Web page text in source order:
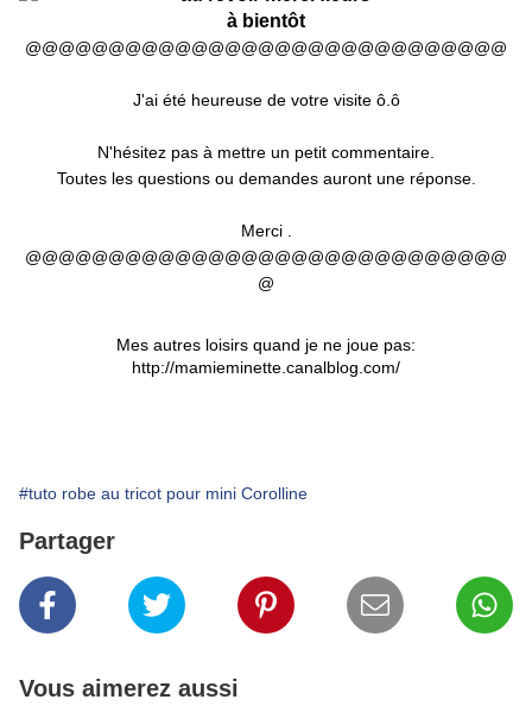
à bientôt
@@@@@@@@@@@@@@@@@@@@@@@@@@@@@
J'ai été heureuse de votre visite ô.ô
N'hésitez pas à mettre un petit commentaire.
Toutes les questions ou demandes auront une réponse.
Merci .
@@@@@@@@@@@@@@@@@@@@@@@@@@@@@
@
Mes autres loisirs quand je ne joue pas:
http://mamieminette.canalblog.com/
#tuto robe au tricot pour mini Corolline
Partager
Vous aimerez aussi